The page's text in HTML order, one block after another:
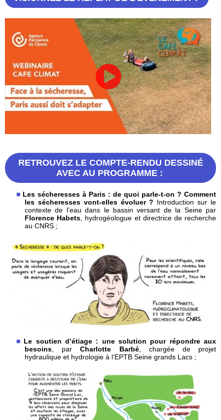
RETROUVEZ LE COMPTE-RENDU DESSINÉ
AVEC AU PROGRAMME :
Les sécheresses à Paris : de quoi parle-t-on ? Comment
les sécheresses vont-elles évoluer ? Introduction sur le
contexte de l’eau dans le bassin versant de la Seine par
Florence Habets , hydrogéologue et directrice de recherche
au CNRS ;
Le soutien d’étiage : une solution pour répondre aux
besoins , parCharlotte Barbé, chargée de projet
hydraulique et hydrologie à l’EPTB Seine grands Lacs ;